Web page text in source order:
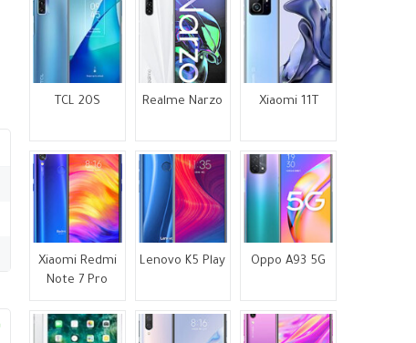
TCL 20S Realme Narzo Xiaomi 11T
Xiaomi Redmi
Note 7 Pro
Lenovo K5 Play Oppo A93 5G